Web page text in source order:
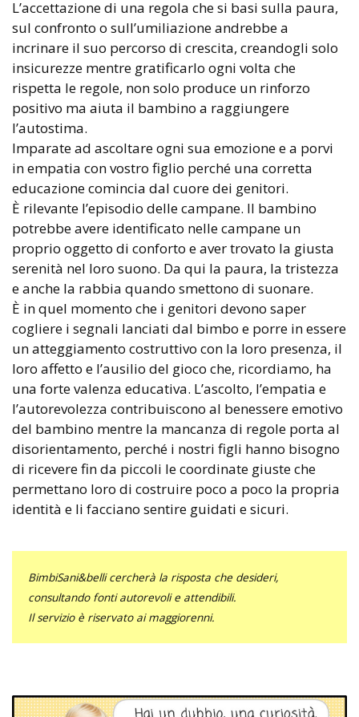
L’accettazione di una regola che si basi sulla paura,
sul confronto o sull’umiliazione andrebbe a
incrinare il suo percorso di crescita, creandogli solo
insicurezze mentre gratificarlo ogni volta che
rispetta le regole, non solo produce un rinforzo
positivo ma aiuta il bambino a raggiungere
l’autostima.
Imparate ad ascoltare ogni sua emozione e a porvi
in empatia con vostro figlio perché una corretta
educazione comincia dal cuore dei genitori.
È rilevante l’episodio delle campane. Il bambino
potrebbe avere identificato nelle campane un
proprio oggetto di conforto e aver trovato la giusta
serenità nel loro suono. Da qui la paura, la tristezza
e anche la rabbia quando smettono di suonare.
È in quel momento che i genitori devono saper
cogliere i segnali lanciati dal bimbo e porre in essere
un atteggiamento costruttivo con la loro presenza, il
loro affetto e l’ausilio del gioco che, ricordiamo, ha
una forte valenza educativa. L’ascolto, l’empatia e
l’autorevolezza contribuiscono al benessere emotivo
del bambino mentre la mancanza di regole porta al
disorientamento, perché i nostri figli hanno bisogno
di ricevere fin da piccoli le coordinate giuste che
permettano loro di costruire poco a poco la propria
identità e li facciano sentire guidati e sicuri.
BimbiSani&belli cercherà la risposta che desideri,
consultando fonti autorevoli e attendibili.
Il servizio è riservato ai maggiorenni.